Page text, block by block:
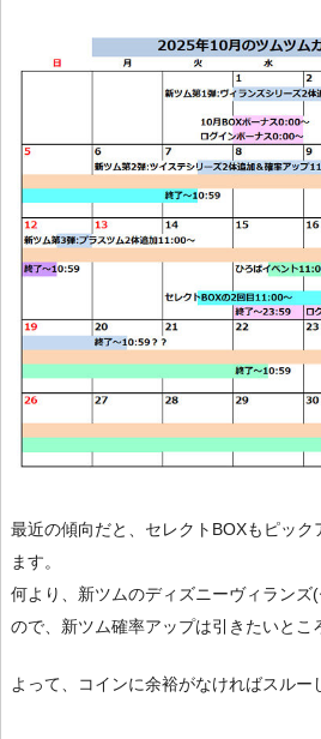
最近の傾向だと、セレクトBOXもピッ
ます。
何より、新ツムのディズニーヴィラン
ので、新ツム確率アップは引きたいとこ
よって、コインに余裕がなければスルー